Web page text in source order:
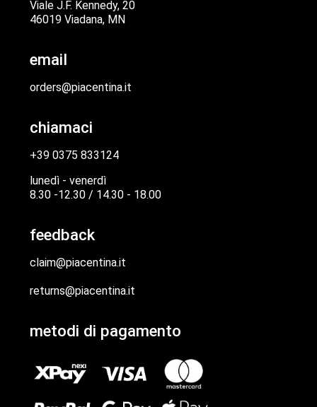
Viale J.F. Kennedy, 20
46019 Viadana, MN
email
orders@piacentina.it
chiamaci
+39 0375 833124
lunedì - venerdì
8.30 -12.30 / 14.30 - 18.00
feedback
claim@piacentina.it
returns@piacentina.it
metodi di pagamento